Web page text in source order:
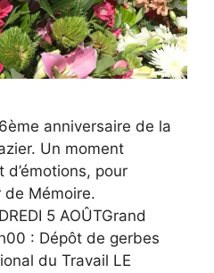
anniversaire de la
Un moment
pour
de Mémoire.
5 AOÛTGrand
: Dépôt de gerbes
du Travail LE